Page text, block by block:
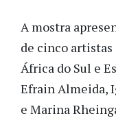
A mostra
de cinco
África do Sul e
Efrain Almeida,
e Marina